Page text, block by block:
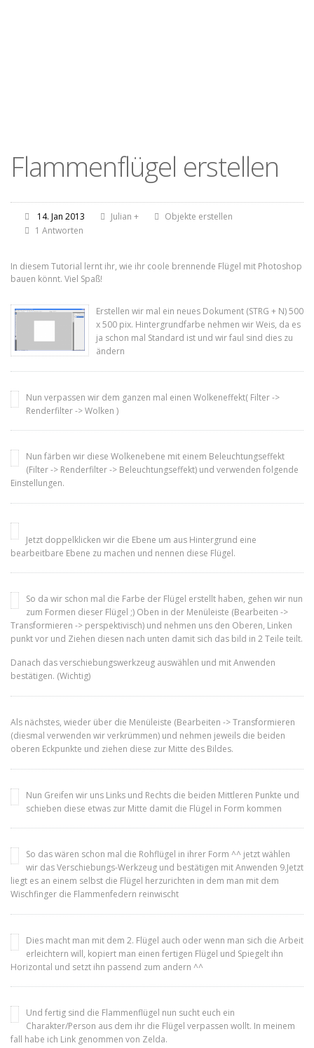
Flammenflügel erstellen
14. Jan 2013 Julian +
Objekte erstellen
1 Antworten
In diesem Tutorial lernt ihr, wie ihr coole brennende Flügel mit Photoshop
bauen könnt. Viel Spaß!
Erstellen wir mal ein neues Dokument (STRG + N) 500
x 500 pix. Hintergrundfarbe nehmen wir Weis, da es
ja schon mal Standard ist und wir faul sind dies zu
ändern
Nun verpassen wir dem ganzen mal einen Wolkeneffekt( Filter ->
Renderfilter -> Wolken )
Nun färben wir diese Wolkenebene mit einem Beleuchtungseffekt
(Filter -> Renderfilter -> Beleuchtungseffekt) und verwenden folgende
Einstellungen.
Jetzt doppelklicken wir die Ebene um aus Hintergrund eine
bearbeitbare Ebene zu machen und nennen diese Flügel.
So da wir schon mal die Farbe der Flügel erstellt haben, gehen wir nun
zum Formen dieser Flügel ;) Oben in der Menüleiste (Bearbeiten ->
Transformieren -> perspektivisch) und nehmen uns den Oberen, Linken
punkt vor und Ziehen diesen nach unten damit sich das bild in 2 Teile teilt.
Danach das verschiebungswerkzeug auswählen und mit Anwenden
bestätigen. (Wichtig)
Als nächstes, wieder über die Menüleiste (Bearbeiten -> Transformieren
(diesmal verwenden wir verkrümmen) und nehmen jeweils die beiden
oberen Eckpunkte und ziehen diese zur Mitte des Bildes.
Nun Greifen wir uns Links und Rechts die beiden Mittleren Punkte und
schieben diese etwas zur Mitte damit die Flügel in Form kommen
So das wären schon mal die Rohflügel in ihrer Form ^^ jetzt wählen
wir das Verschiebungs-Werkzeug und bestätigen mit Anwenden 9.Jetzt
liegt es an einem selbst die Flügel herzurichten in dem man mit dem
Wischfinger die Flammenfedern reinwischt
Dies macht man mit dem 2. Flügel auch oder wenn man sich die Arbeit
erleichtern will, kopiert man einen fertigen Flügel und Spiegelt ihn
Horizontal und setzt ihn passend zum andern ^^
Und fertig sind die Flammenflügel nun sucht euch ein
Charakter/Person aus dem ihr die Flügel verpassen wollt. In meinem
fall habe ich Link genommen von Zelda.